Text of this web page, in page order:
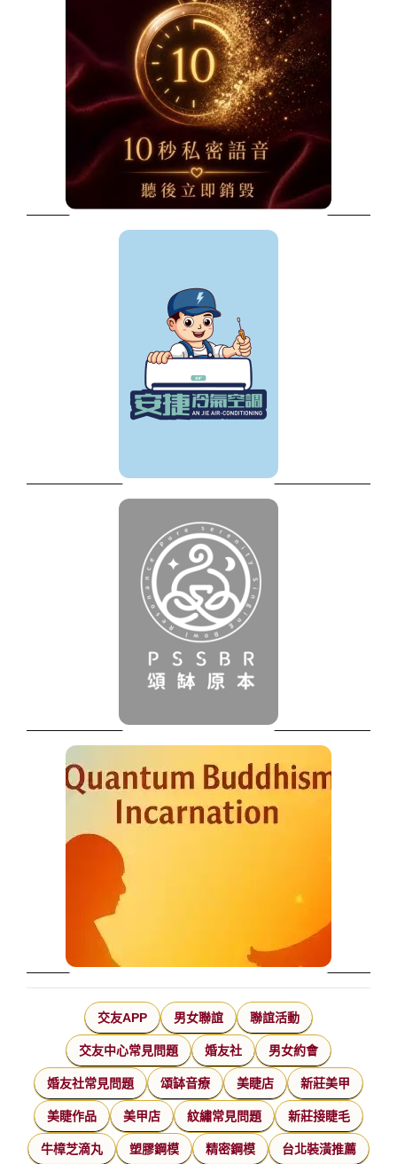
交友APP 男女聯誼 聯誼活動
交友中心常見問題 婚友社 男女約會
婚友社常見問題 頌缽音療 美睫店 新莊美甲
美睫作品 美甲店 紋繡常見問題 新莊接睫毛
牛樟芝滴丸 塑膠鋼模 精密鋼模 台北裝潢推薦